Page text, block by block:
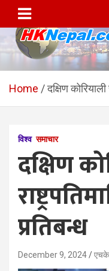
content
सञ्चालित
hknepal, hknepal.com, hk
Home दक्षिण
विश्व समाचार
दक्षिण
प्रतिबन्ध
December 9, 2024